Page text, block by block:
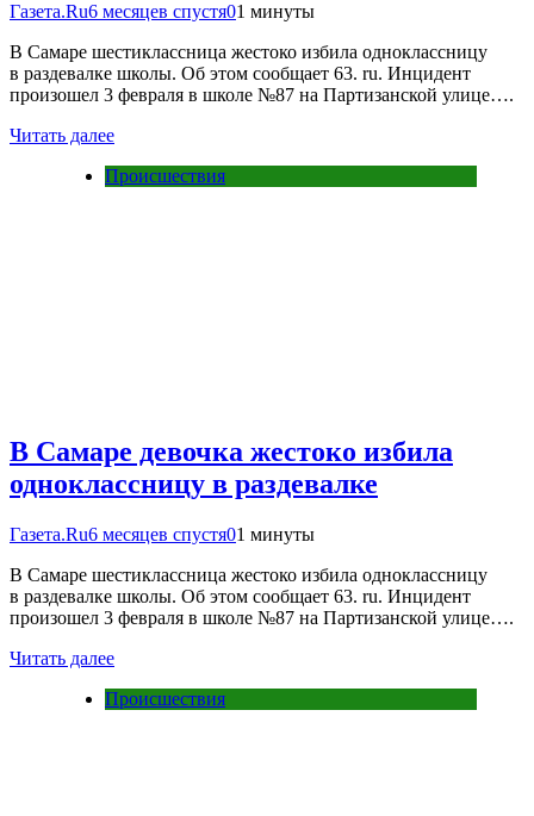
Газета.Ru6 месяцев спустя01 минуты
В Самаре шестиклассница жестоко избила одноклассницу
в раздевалке школы. Об этом сообщает 63. ru. Инцидент
произошел 3 февраля в школе №87 на Партизанской улице….
Читать далее
Происшествия
В Самаре девочка жестоко избила
одноклассницу в раздевалке
Газета.Ru6 месяцев спустя01 минуты
В Самаре шестиклассница жестоко избила одноклассницу
в раздевалке школы. Об этом сообщает 63. ru. Инцидент
произошел 3 февраля в школе №87 на Партизанской улице….
Читать далее
Происшествия